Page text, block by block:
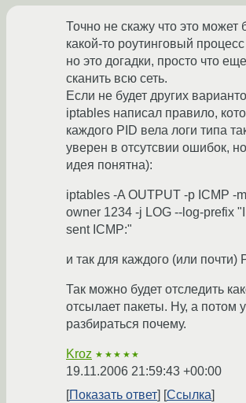
Точно не скажу что это может
какой-то роутинговый
но это догадки, просто что
сканить всю сеть.
Если не будет других
iptables написал правило,
каждого PID вела логи типа
уверен в отсутсвии ошибок,
идея понятна):
iptables -A OUTPUT -p ICMP -
owner 1234 -j LOG --log-prefix
sent ICMP:"
и так для каждого (или почти)
Так можно будет отследить
отсылает пакеты. Ну, а потом
разбираться почему.
Kroz ★★★★★
19.11.2006 21:59:43 +00:00
Показать ответ
Ссылка